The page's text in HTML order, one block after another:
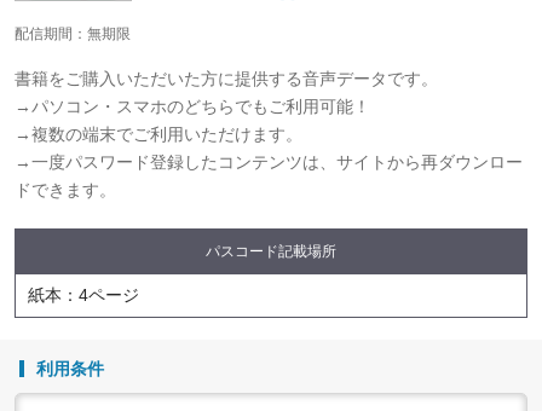
配信期間：無期限
書籍をご購入いただいた方に提供する音声データです。
→パソコン・スマホのどちらでもご利用可能！
→複数の端末でご利用いただけます。
→一度パスワード登録したコンテンツは、サイトから再ダウンロー
ドできます。
パスコード記載場所
紙本：4ページ
利用条件